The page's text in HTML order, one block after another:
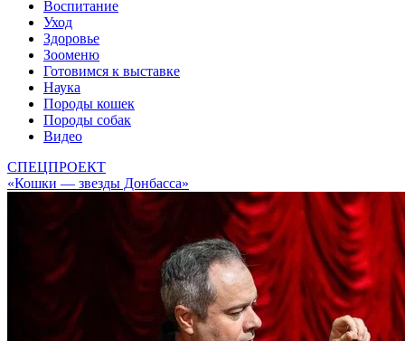
Воспитание
Уход
Здоровье
Зооменю
Готовимся к выставке
Наука
Породы кошек
Породы собак
Видео
СПЕЦПРОЕКТ
«Кошки — звезды Донбасса»